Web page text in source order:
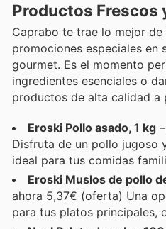
Productos Frescos
Caprabo te trae lo mejor
promociones especiales en
gourmet. Es el momento
ingredientes esenciales o
productos de alta calidad a
Eroski Pollo asado, 1 kg
Disfruta de un pollo jugoso
ideal para tus comidas
Eroski Muslos de pollo
ahora 5,37€ (oferta) Una
para tus platos principales,